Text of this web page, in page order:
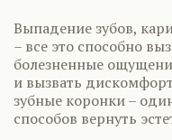
Выпадение зубов,
– все это способно
болезненные
и вызвать
зубные коронки –
способов вернуть